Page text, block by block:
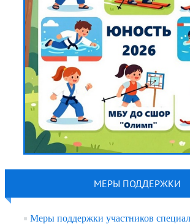
МЕРЫ ПОДДЕРЖКИ
Меры поддержки участников